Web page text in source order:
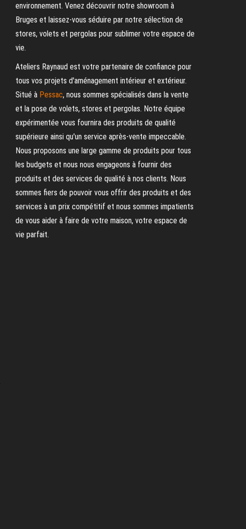
environnement. Venez découvrir notre showroom à
Bruges et laissez-vous séduire par notre sélection de
stores, volets et pergolas pour sublimer votre espace de
vie.
Ateliers Raynaud est votre partenaire de confiance pour
tous vos projets d'aménagement intérieur et extérieur.
Situé à Pessac, nous sommes spécialisés dans la vente
et la pose de volets, stores et pergolas. Notre équipe
expérimentée vous fournira des produits de qualité
supérieure ainsi qu'un service après-vente impeccable.
Nous proposons une large gamme de produits pour tous
les budgets et nous nous engageons à fournir des
produits et des services de qualité à nos clients. Nous
sommes fiers de pouvoir vous offrir des produits et des
services à un prix compétitif et nous sommes impatients
de vous aider à faire de votre maison, votre espace de
vie parfait.